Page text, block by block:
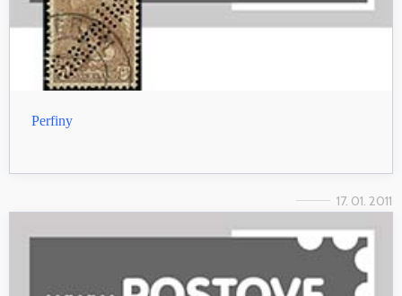
Perfiny
17. 01. 2011